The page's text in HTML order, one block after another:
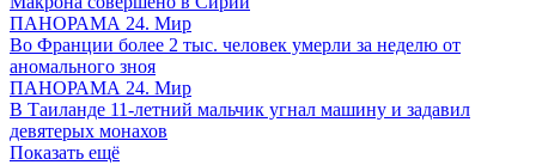
ПАНОРАМА 24. Мир
Во Франции более 2 тыс. человек умерли за неделю от
аномального зноя
ПАНОРАМА 24. Мир
В Таиланде 11-летний мальчик угнал машину и задавил
девятерых монахов
Показать ещё